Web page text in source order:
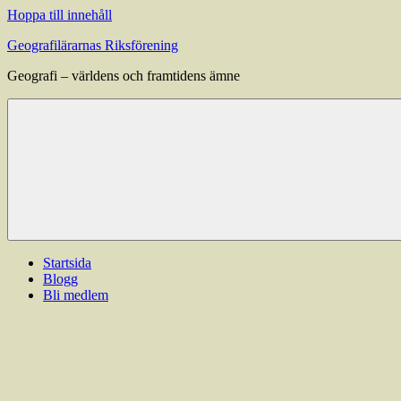
Hoppa till innehåll
Geografilärarnas Riksförening
Geografi – världens och framtidens ämne
Startsida
Blogg
Bli medlem